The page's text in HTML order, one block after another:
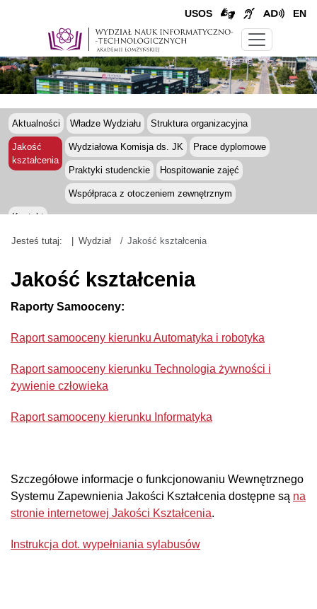
USOS EN
Aktualności Władze Wydziału Struktura organizacyjna
Jakość
kształcenia
Wydziałowa Komisja ds. JK Prace dyplomowe
Praktyki studenckie Hospitowanie zajęć
Współpraca z otoczeniem zewnętrznym
Kontakt
Jesteś tutaj: Wydział Jakość kształcenia
Jakość kształcenia
Raporty Samooceny:
Raport samooceny kierunku Automatyka i robotyka
Raport samooceny kierunku Technologia żywności i
żywienie człowieka
Raport samooceny kierunku Informatyka
Szczegółowe informacje o funkcjonowaniu Wewnętrznego
Systemu Zapewnienia Jakości Kształcenia dostępne są na
stronie internetowej Jakości Kształcenia.
Instrukcja dot. wypełniania sylabusów